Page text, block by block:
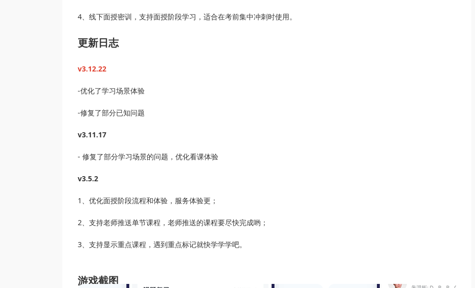
4、线下面授密训，支持面授阶段学习，适合在考前集中冲刺时使用。
更新日志
v3.12.22
-优化了学习场景体验
-修复了部分已知问题
v3.11.17
- 修复了部分学习场景的问题，优化看课体验
v3.5.2
1、优化面授阶段流程和体验，服务体验更；
2、支持老师推送单节课程，老师推送的课程要尽快完成哟；
3、支持显示重点课程，遇到重点标记就快学学学吧。
游戏截图